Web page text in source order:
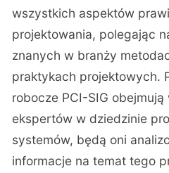
wszystkich aspektów
projektowania, polegając
znanych w branży
praktykach projektowych.
robocze PCI-SIG
ekspertów w dziedzinie
systemów, będą oni
informacje na temat tego